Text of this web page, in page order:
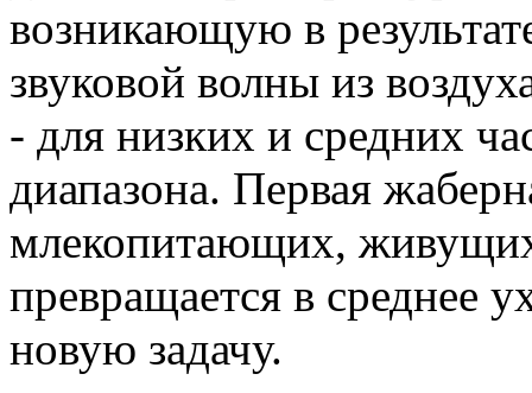
возникающую в
звуковой волны из
- для низких и средних
диапазона. Первая
млекопитающих,
превращается в среднее
новую задачу.